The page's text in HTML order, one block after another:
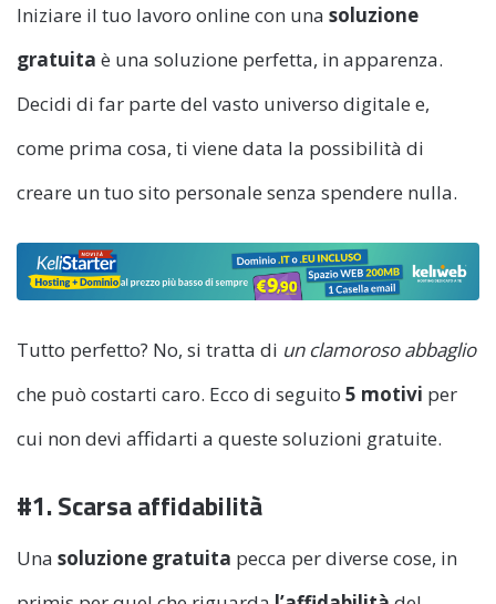
Iniziare il tuo lavoro online con una soluzione
gratuita è una soluzione perfetta, in apparenza.
Decidi di far parte del vasto universo digitale e,
come prima cosa, ti viene data la possibilità di
creare un tuo sito personale senza spendere nulla.
Tutto perfetto? No, si tratta di un clamoroso abbaglio
che può costarti caro. Ecco di seguito 5 motivi per
cui non devi affidarti a queste soluzioni gratuite.
#1. Scarsa affidabilità
Una soluzione gratuita pecca per diverse cose, in